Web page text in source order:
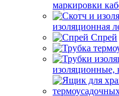
маркировки
изоляционная
Спрей
изоляционные,